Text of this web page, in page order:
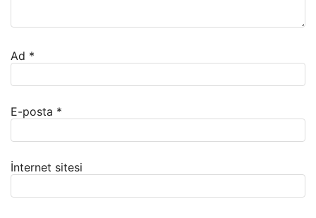
Ad *
E-posta *
İnternet sitesi